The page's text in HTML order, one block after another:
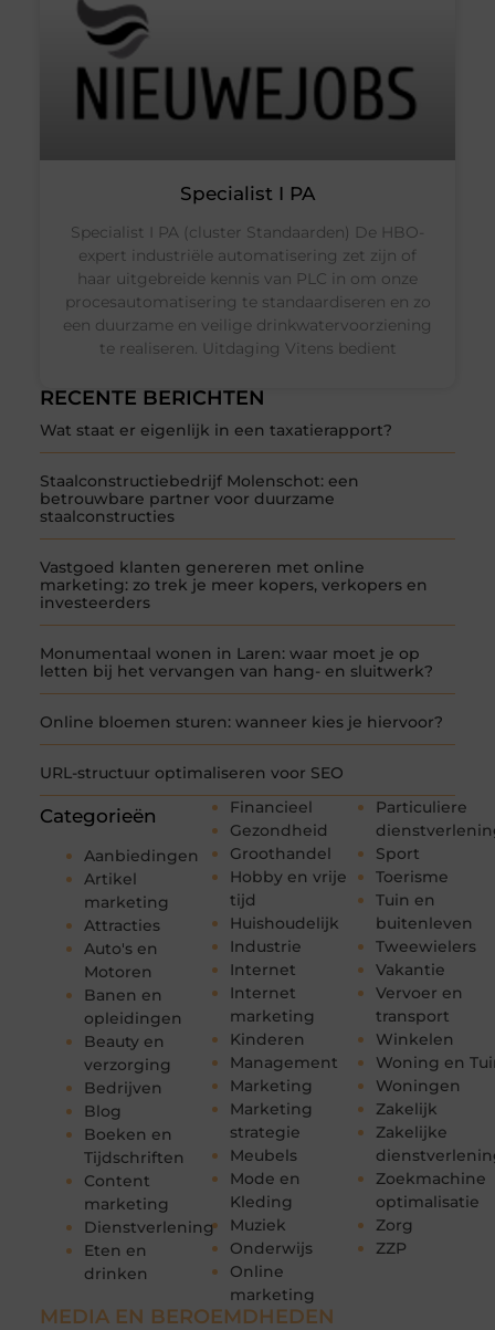
RECENTE BERICHTEN
Wat staat er eigenlijk in een taxatierapport?
Staalconstructiebedrijf Molenschot: een
betrouwbare partner voor duurzame
staalconstructies
Vastgoed klanten genereren met online
marketing: zo trek je meer kopers, verkopers en
investeerders
Monumentaal wonen in Laren: waar moet je op
letten bij het vervangen van hang- en sluitwerk?
Online bloemen sturen: wanneer kies je hiervoor?
URL-structuur optimaliseren voor SEO
Categorieën
Aanbiedingen
Artikel
marketing
Attracties
Auto's en
Motoren
Banen en
opleidingen
Beauty en
verzorging
Bedrijven
Blog
Boeken en
Tijdschriften
Content
marketing
Dienstverlening
Eten en
drinken
Financieel
Gezondheid
Groothandel
Hobby en vrije
tijd
Huishoudelijk
Industrie
Internet
Internet
marketing
Kinderen
Management
Marketing
Marketing
strategie
Meubels
Mode en
Kleding
Muziek
Onderwijs
Online
marketing
Particuliere
Sport
Toerisme
Tuin en
buitenleven
Tweewielers
Vakantie
Vervoer en
transport
Winkelen
Woning en
Woningen
Zakelijk
Zakelijke
Zoekmachine
optimalisatie
Zorg
ZZP
MEDIA EN BEROEMDHEDEN
Specialist I PA
Specialist I PA (cluster Standaarden) De HBO-
expert industriële automatisering zet zijn of
haar uitgebreide kennis van PLC in om onze
procesautomatisering te standaardiseren en zo
een duurzame en veilige drinkwatervoorziening
te realiseren. Uitdaging Vitens bedient